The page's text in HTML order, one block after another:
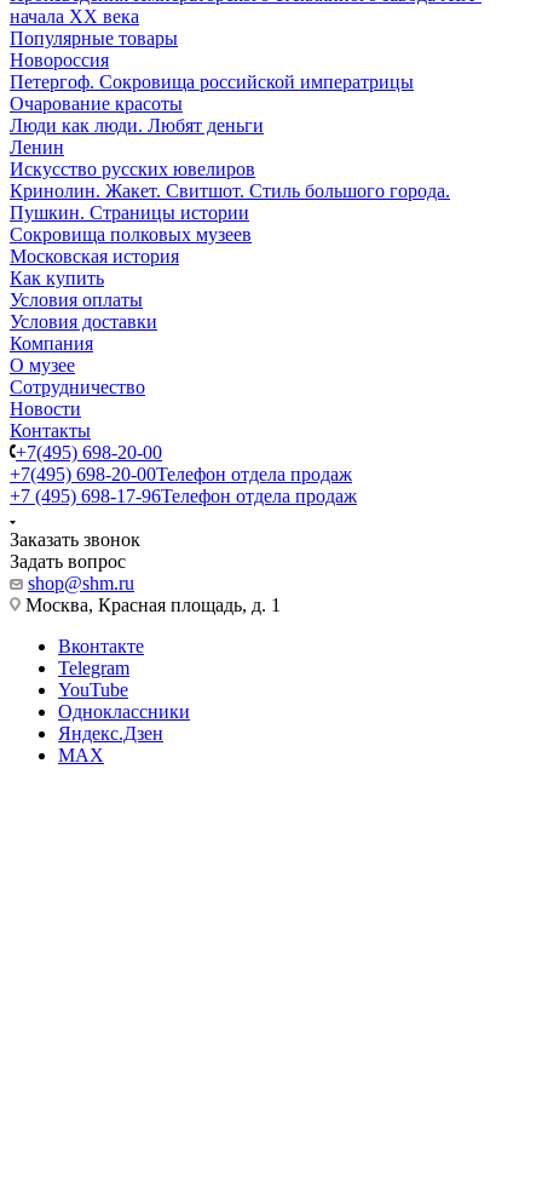
начала XX века
Популярные товары
Новороссия
Петергоф. Сокровища российской императрицы
Очарование красоты
Люди как люди. Любят деньги
Ленин
Искусство русских ювелиров
Кринолин. Жакет. Свитшот. Стиль большого города.
Пушкин. Страницы истории
Сокровища полковых музеев
Московская история
Как купить
Условия оплаты
Условия доставки
Компания
О музее
Сотрудничество
Новости
Контакты
+7(495) 698-20-00
+7(495) 698-20-00Телефон отдела продаж
+7 (495) 698-17-96Телефон отдела продаж
Заказать звонок
Задать вопрос
shop@shm.ru
Москва, Красная площадь, д. 1
Вконтакте
Telegram
YouTube
Одноклассники
Яндекс.Дзен
MAX